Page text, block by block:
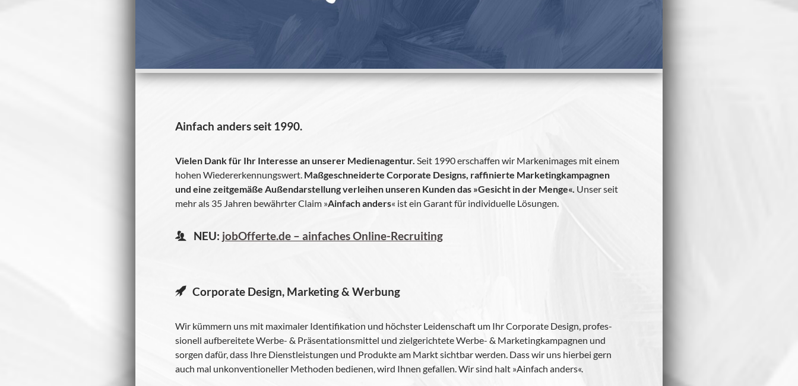
Ain­fach anders seit 1990.
Vie­len Dank für Ihr Inter­esse an unse­rer Medi­en­agen­tur. Seit 1990 erschaf­fen wir Mar­ken­images mit einem
hohen Wie­der­erken­nungs­wert. Maß­ge­schnei­derte Cor­po­rate Designs, raf­fi­nierte Mar­ke­ting­kam­pa­gnen
und eine zeit­ge­mäße Außen­dar­stel­lung ver­lei­hen unse­ren Kun­den das »Gesicht in der Menge«. Unser seit
mehr als 35 Jah­ren bewähr­ter Claim »Ain­fach anders« ist ein Garant für indi­vi­du­elle Lösungen.
NEU: jobOfferte.de – ain­fa­ches Online-Recruiting
Cor­po­rate Design, Mar­ke­ting & Werbung
Wir küm­mern uns mit maxi­ma­ler Iden­ti­fi­ka­tion und höchs­ter Lei­den­schaft um Ihr Cor­po­rate Design, pro­fes­
sio­nell auf­be­rei­tete Werbe- & Prä­sen­ta­ti­ons­mit­tel und ziel­ge­rich­tete Werbe- & Mar­ke­ting­kam­pa­gnen und
sor­gen dafür, dass Ihre Dienst­leis­tun­gen und Pro­dukte am Markt sicht­bar wer­den. Dass wir uns hier­bei gern
auch mal unkon­ven­tio­nel­ler Metho­den bedie­nen, wird Ihnen gefal­len. Wir sind halt »Ain­fach anders«.